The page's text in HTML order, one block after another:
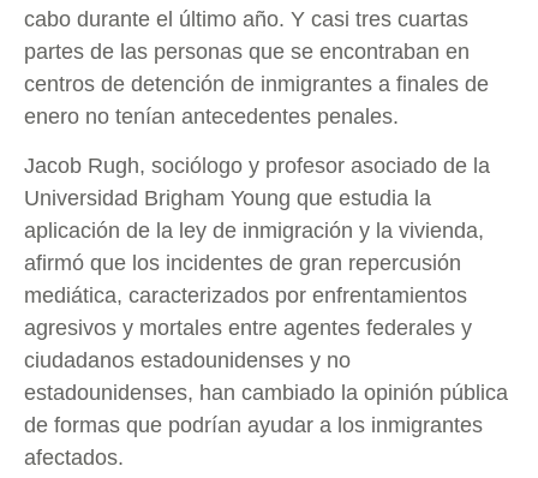
cabo durante el último año. Y casi tres cuartas
partes de las personas que se encontraban en
centros de detención de inmigrantes a finales de
enero no tenían antecedentes penales.
Jacob Rugh, sociólogo y profesor asociado de la
Universidad Brigham Young que estudia la
aplicación de la ley de inmigración y la vivienda,
afirmó que los incidentes de gran repercusión
mediática, caracterizados por enfrentamientos
agresivos y mortales entre agentes federales y
ciudadanos estadounidenses y no
estadounidenses, han cambiado la opinión pública
de formas que podrían ayudar a los inmigrantes
afectados.